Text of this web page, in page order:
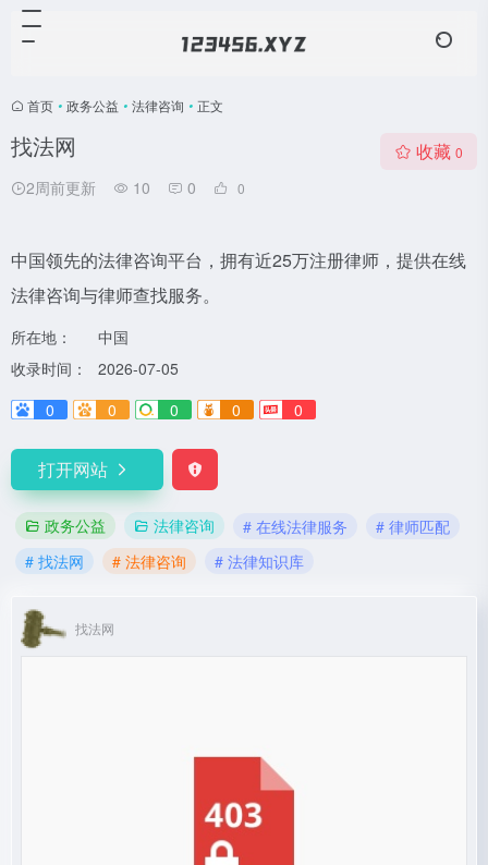
首页 • 政务公益 • 法律咨询 • 正文
找法网
2周前更新 10 0 0
收藏 0
中国领先的法律咨询平台，拥有近25万注册律师，提供在线
法律咨询与律师查找服务。
所在地：
中国
收录时间：
2026-07-05
0
0 0 0 0
打开网站
政务公益 法律咨询 # 在线法律服务
# 律师匹配
# 找法网
# 法律咨询 # 法律知识库
找法网